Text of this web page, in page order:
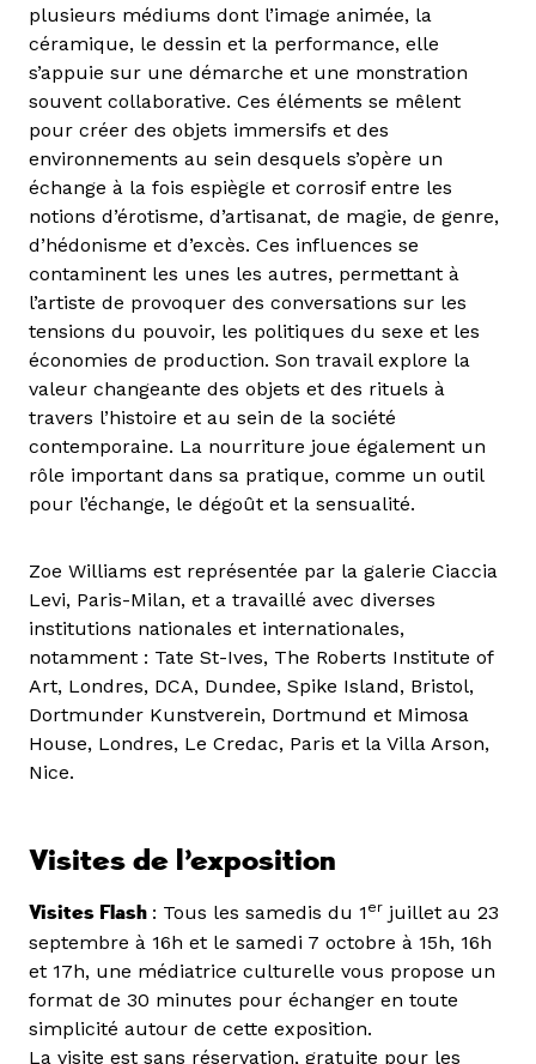
plusieurs médiums dont l’image animée, la
céramique, le dessin et la performance, elle
s’appuie sur une démarche et une monstration
souvent collaborative. Ces éléments se mêlent
pour créer des objets immersifs et des
environnements au sein desquels s’opère un
échange à la fois espiègle et corrosif entre les
notions d’érotisme, d’artisanat, de magie, de genre,
d’hédonisme et d’excès. Ces influences se
contaminent les unes les autres, permettant à
l’artiste de provoquer des conversations sur les
tensions du pouvoir, les politiques du sexe et les
économies de production. Son travail explore la
valeur changeante des objets et des rituels à
travers l’histoire et au sein de la société
contemporaine. La nourriture joue également un
rôle important dans sa pratique, comme un outil
pour l’échange, le dégoût et la sensualité.
Zoe Williams est représentée par la galerie Ciaccia
Levi, Paris-Milan, et a travaillé avec diverses
institutions nationales et internationales,
notamment : Tate St-Ives, The Roberts Institute of
Art, Londres, DCA, Dundee, Spike Island, Bristol,
Dortmunder Kunstverein, Dortmund et Mimosa
House, Londres, Le Credac, Paris et la Villa Arson,
Nice.
Visites de l’exposition
Visites Flash : Tous les samedis du 1 er juillet au 23
septembre à 16h et le samedi 7 octobre à 15h, 16h
et 17h, une médiatrice culturelle vous propose un
format de 30 minutes pour échanger en toute
simplicité autour de cette exposition.
La visite est sans réservation, gratuite pour les